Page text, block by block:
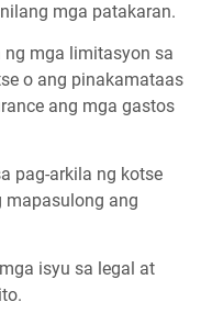
mga patakaran.
mga limitasyon sa
o ang pinakamataas
ang mga gastos
pag-arkila ng kotse
ang
isyu sa legal at